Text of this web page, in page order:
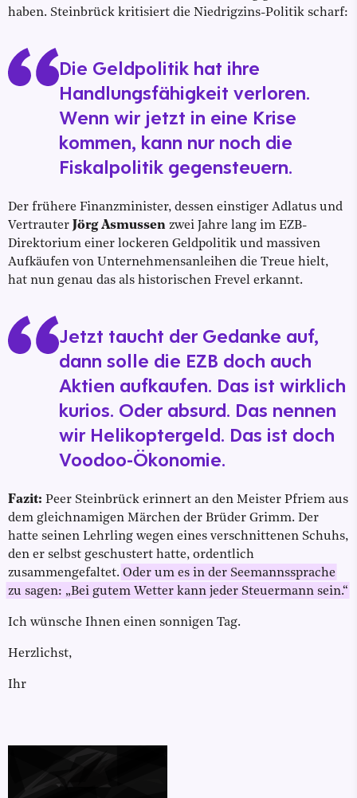
haben. Steinbrück kritisiert die Niedrigzins-Politik scharf:
Die Geldpolitik hat ihre
Handlungsfähigkeit verloren.
Wenn wir jetzt in eine Krise
kommen, kann nur noch die
Fiskalpolitik gegensteuern.
Der frühere Finanzminister, dessen einstiger Adlatus und
Vertrauter Jörg Asmussen zwei Jahre lang im EZB-
Direktorium einer lockeren Geldpolitik und massiven
Aufkäufen von Unternehmensanleihen die Treue hielt,
hat nun genau das als historischen Frevel erkannt.
Jetzt taucht der Gedanke auf,
dann solle die EZB doch auch
Aktien aufkaufen. Das ist wirklich
kurios. Oder absurd. Das nennen
wir Helikoptergeld. Das ist doch
Voodoo-Ökonomie.
Fazit: Peer Steinbrück erinnert an den Meister Pfriem aus
dem gleichnamigen Märchen der Brüder Grimm. Der
hatte seinen Lehrling wegen eines verschnittenen Schuhs,
den er selbst geschustert hatte, ordentlich
zusammengefaltet. Oder um es in der Seemannssprache
zu sagen: „Bei gutem Wetter kann jeder Steuermann sein.“
Ich wünsche Ihnen einen sonnigen Tag.
Herzlichst,
Ihr